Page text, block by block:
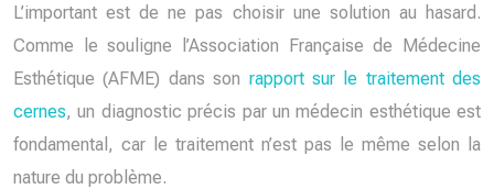
L’important est de ne pas choisir une solution au hasard.
Comme le souligne l’Association Française de Médecine
Esthétique (AFME) dans son rapport sur le traitement des
cernes, un diagnostic précis par un médecin esthétique est
fondamental, car le traitement n’est pas le même selon la
nature du problème.